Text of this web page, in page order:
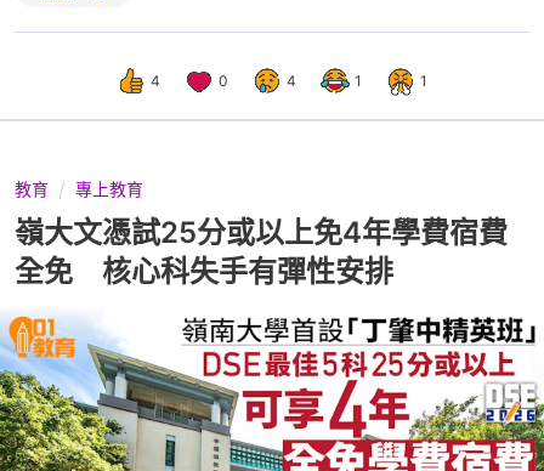
4 0 4 1 1
教育 專上教育
嶺大文憑試25分或以上免4年學費宿費
全免 核心科失手有彈性安排